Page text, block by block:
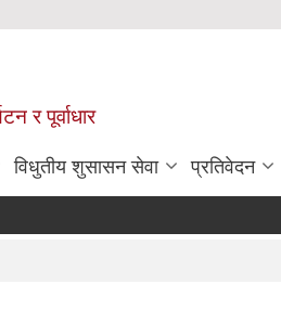
र पूर्वाधार
विधुतीय शुसासन सेवा प्रतिवेदन